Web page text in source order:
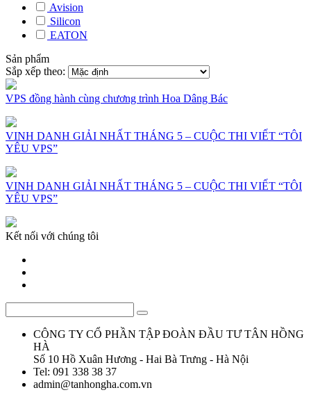
Avision
Silicon
EATON
Sản phẩm
Sắp xếp theo:
VPS đồng hành cùng chương trình Hoa Dâng Bác
VINH DANH GIẢI NHẤT THÁNG 5 – CUỘC THI VIẾT “TÔI
YÊU VPS”
VINH DANH GIẢI NHẤT THÁNG 5 – CUỘC THI VIẾT “TÔI
YÊU VPS”
Kết nối với chúng tôi
CÔNG TY CỔ PHẦN TẬP ĐOÀN ĐẦU TƯ TÂN HỒNG
HÀ
Số 10 Hồ Xuân Hương - Hai Bà Trưng - Hà Nội
Tel: 091 338 38 37
admin@tanhongha.com.vn